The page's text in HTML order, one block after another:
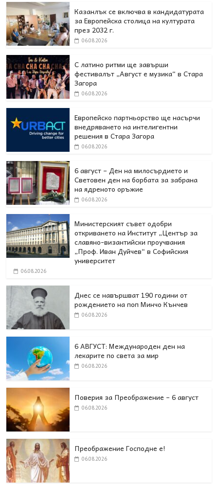
Казанлък се включва в кандидатурата
за Европейска столица на културата
през 2032 г.
06.08.2026
С латино ритми ще завърши
фестивалът „Август е музика“ в Стара
Загора
06.08.2026
Европейско партньорство ще насърчи
внедряването на интелигентни
решения в Стара Загора
06.08.2026
6 август – Ден на милосърдието и
Световен ден на борбата за забрана
на ядреното оръжие
06.08.2026
Министерският съвет одобри
откриването на Институт „Център за
славяно-византийски проучвания
„Проф. Иван Дуйчев“ в Софийския
университет
06.08.2026
Днес се навършват 190 години от
рождението на поп Минчо Кънчев
06.08.2026
6 АВГУСТ: Международен ден на
лекарите по света за мир
06.08.2026
Поверия за Преображение – 6 август
06.08.2026
Преображение Господне е!
06.08.2026